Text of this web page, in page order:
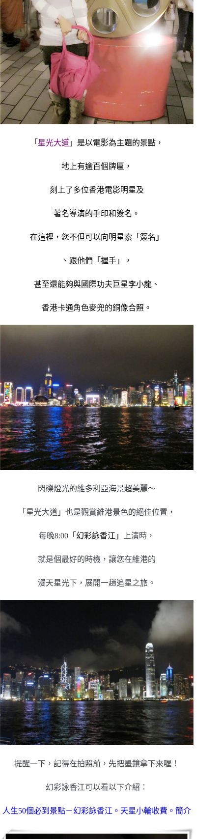
「 星光大道 」是以電影為主題的景點，
地上有逾百個牌匾，
刻上了多位香港電影明星及
著名導演的手印和簽名。
在這裡，您不但可以向明星索「簽名」
、跟他們「握手」，
甚至還能夠與國際功夫巨星李小龍、
香港卡通角色麥兜的銅像合照。
閃礫燈光的維多利亞海景超美麗～
「星光大道」也是觀賞維港景色的絕佳位置，
每晚8:00 「幻彩詠香江」 上演時，
就是個最好的時機，讓您在維港的
漫天星光下，展開一趟追星之旅。
提醒一下，記得在拍照前，先把墨鏡拿下來喔！
幻彩詠香江可以看以下介紹：
人生50個必到景點－幻彩詠香江。天星小輪收費。簡介